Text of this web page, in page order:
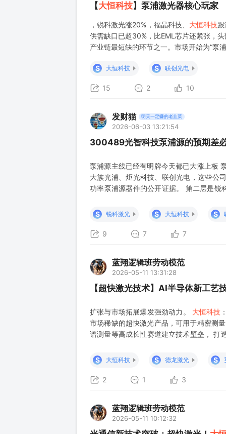
【大恒科技】泵浦激光器核心玩家
，锐科激光涨20%，福晶科技、 大恒科技
供需缺口已超30%，比EML芯片还紧张，
产业链最短缺的环节之一。市场开始为“泵
S
大恒科技 S 联创光电
15 2 10
发财猫 明天一定赚的老韭菜
2026-06-03 13:21:54
300489光智科技泵浦源的预期差
泵浦源主线已经有明牌今天都已大涨上板
大族光浦、炬光科技、联创光电，这些公
功率泵浦源器件的公开证据。 第二层是锐
主体命中清单里，光智科技出现次数不低
过激光器、泵浦源生产线、
S 锐科激光 S 大恒科技 S
9 7 7
蓝翔逻辑班劳动模范
2026-05-11 13:31:28
【超快激光技术】AI半导体新工艺
扩张与市场拓展爆发强劲动力。 大恒科技
市场稀缺的超快激光产品，可用于精密测
谱测量等高成长性赛道建立技术壁垒， 打
现超快激光器激光种子源自产的少数厂商之
S 大恒科技 S 德龙激光 S
2 1 3
蓝翔逻辑班劳动模范
2026-05-11 10:12:32